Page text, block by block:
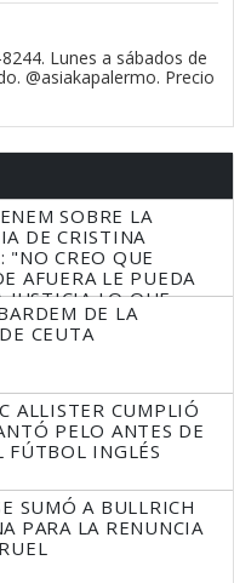
Lunes a sábados de
@asiakapalermo. Precio
SOBRE LA
DE CRISTINA
"NO CREO QUE
AFUERA LE PUEDA
JUSTICIA LO QUE
DE LA
CEUTA
ALLISTER CUMPLIÓ
PELO ANTES DE
FÚTBOL INGLÉS
SUMÓ A BULLRICH
PARA LA RENUNCIA